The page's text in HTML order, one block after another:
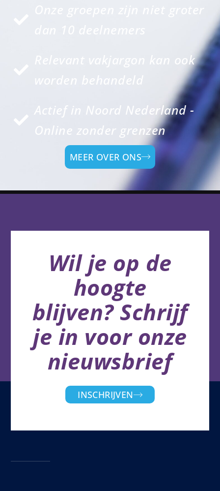
Onze groepen zijn niet groter
Relevant vakjargon kan ook
worden behandeld
Actief in Noord Nederland -
Online zonder grenzen
MEER OVER ONS
Wil je op de
hoogte
blijven? Schrijf
je in voor onze
nieuwsbrief
INSCHRIJVEN